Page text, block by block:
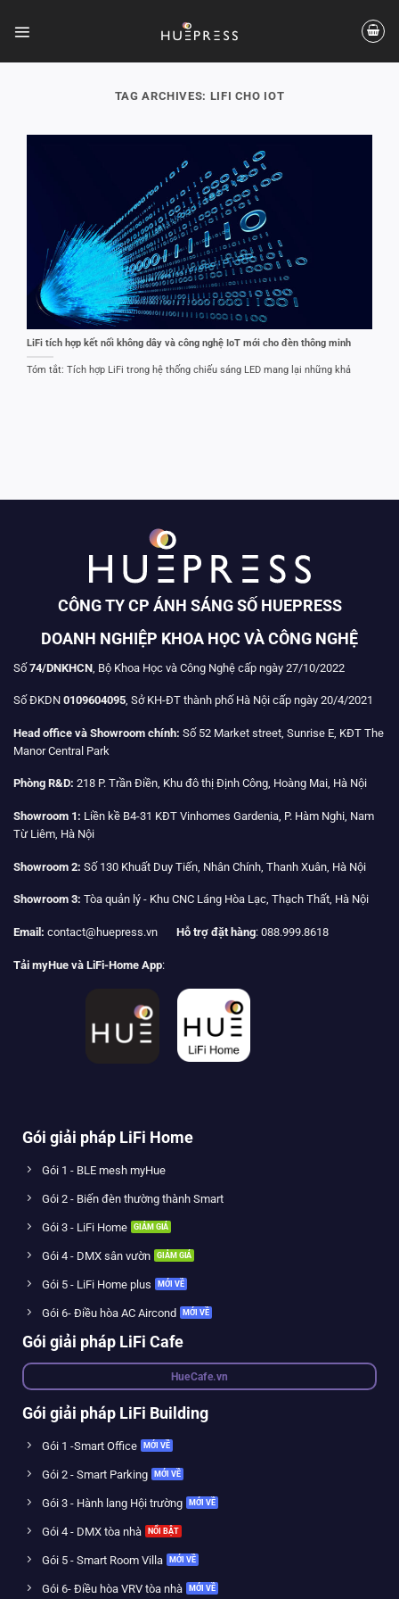
TAG ARCHIVES: LIFI CHO IOT
LiFi tích hợp kết nối không dây và công nghệ IoT mới cho đèn thông minh
Tóm tắt: Tích hợp LiFi trong hệ thống chiếu sáng LED mang lại những khả
CÔNG TY CP ÁNH SÁNG SỐ HUEPRESS
DOANH NGHIỆP KHOA HỌC VÀ CÔNG NGHỆ
Số74/DNKHCN , Bộ Khoa Học và Công Nghệ cấp ngày 27/10/2022
Số ĐKDN 0109604095, Sở KH-ĐT thành phố Hà Nội cấp ngày 20/4/2021
Head office và Showroom chính: Số 52 Market street, Sunrise E, KĐT The
Manor Central Park
Phòng R&D: 218 P. Trần Điền, Khu đô thị Định Công, Hoàng Mai, Hà Nội
Showroom 1: Liền kề B4-31 KĐT Vinhomes Gardenia, P. Hàm Nghi, Nam
Từ Liêm, Hà Nội
Showroom 2: Số 130 Khuất Duy Tiến, Nhân Chính, Thanh Xuân, Hà Nội
Showroom 3: Tòa quản lý - Khu CNC Láng Hòa Lạc, Thạch Thất, Hà Nội
Email: contact@huepress.vn Hỗ trợ đặt hàng: 088.999.8618
Tải myHue và LiFi-Home App:
Gói giải pháp LiFi Home
Gói 1 - BLE mesh myHue
Gói 2 - Biến đèn thường thành Smart
Gói 3 - LiFi Home
Gói 4 - DMX sân vườn
Gói 5 - LiFi Home plus
Gói 6- Điều hòa AC Aircond
Gói giải pháp LiFi Cafe
HueCafe.vn
Gói giải pháp LiFi Building
Gói 1 -Smart Office
Gói 2 - Smart Parking
Gói 3 - Hành lang Hội trường
Gói 4 - DMX tòa nhà
Gói 5 - Smart Room Villa
Gói 6- Điều hòa VRV tòa nhà